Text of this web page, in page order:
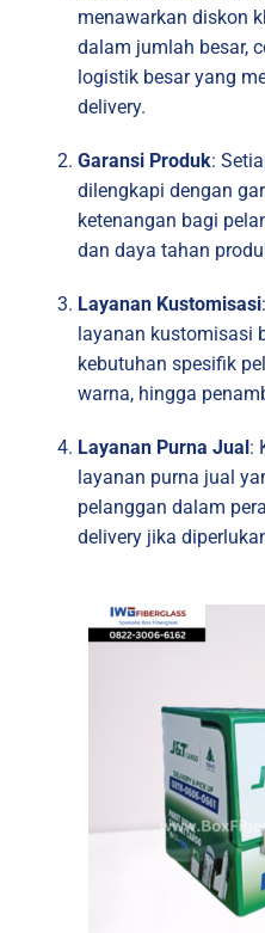
menawarkan diskon
dalam jumlah besar,
logistik besar yang
delivery.
Garansi Produk:
dilengkapi dengan
ketenangan bagi
dan daya tahan
Layanan Kustomisasi
layanan kustomisasi
kebutuhan spesifik
warna, hingga
Layanan Purna Jual:
layanan purna jual
pelanggan dalam
delivery jika